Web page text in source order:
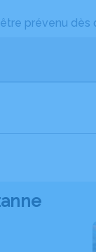
prévenu